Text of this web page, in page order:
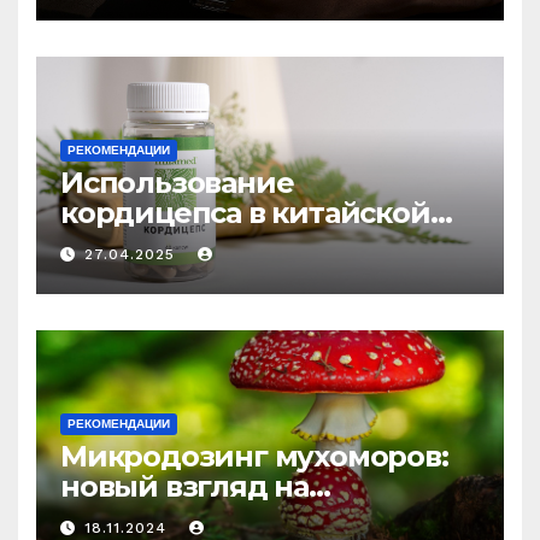
РЕКОМЕНДАЦИИ
Использование
кордицепса в китайской
медицине: природное
средство против усталости
и истощения
27.04.2025
РЕКОМЕНДАЦИИ
Микродозинг мухоморов:
новый взгляд на
психоделику
18.11.2024